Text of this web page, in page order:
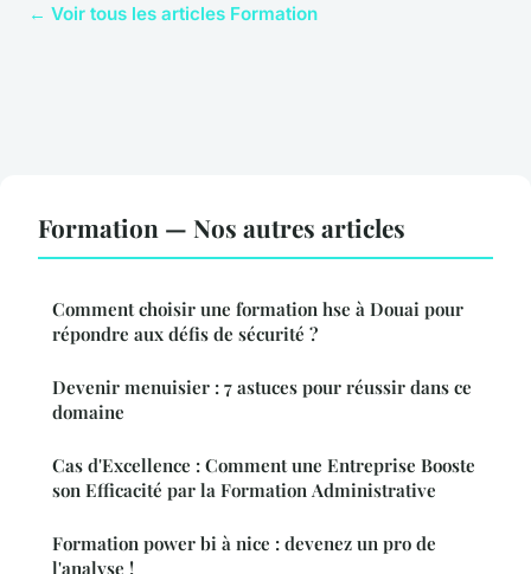
← Voir tous les articles Formation
Formation — Nos autres articles
Comment choisir une formation hse à Douai pour
répondre aux défis de sécurité ?
Devenir menuisier : 7 astuces pour réussir dans ce
domaine
Cas d'Excellence : Comment une Entreprise Booste
son Efficacité par la Formation Administrative
Formation power bi à nice : devenez un pro de
l'analyse !